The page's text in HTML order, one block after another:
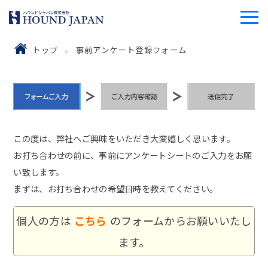
トップ 事前アンケート登録フォーム
この度は、弊社へご興味をいただき大変嬉しく思います。
お打ち合わせの前に、事前にアンケートシートのご入力をお願
い致します。
まずは、お打ち合わせの希望日時を教えてください。
個人の方は こちら のフォームからお願いいたし
ます。